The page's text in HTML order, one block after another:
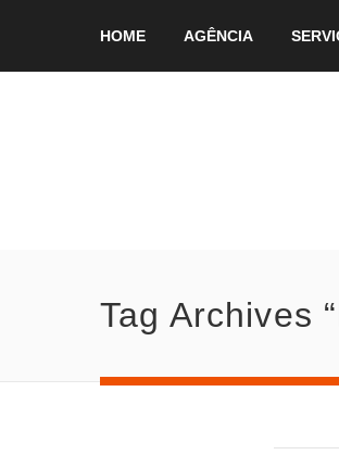
HOME AGÊNCIA
Tag Archives